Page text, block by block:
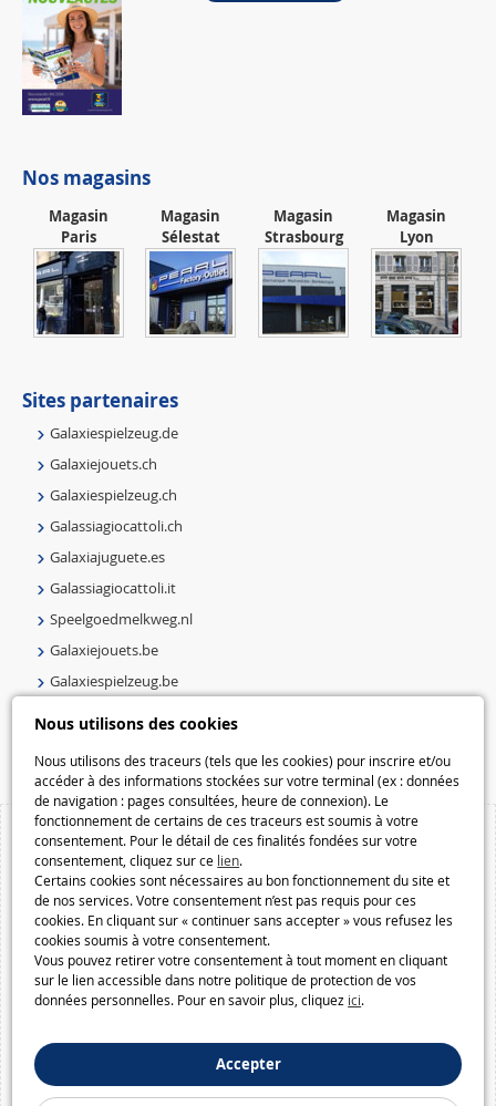
Nous utilisons des cookies
Nous utilisons des traceurs (tels que les cookies) pour inscrire et/ou
accéder à des informations stockées sur votre terminal (ex : données
de navigation : pages consultées, heure de connexion). Le
fonctionnement de certains de ces traceurs est soumis à votre
consentement. Pour le détail de ces finalités fondées sur votre
consentement, cliquez sur ce lien.
Certains cookies sont nécessaires au bon fonctionnement du site et
de nos services. Votre consentement n’est pas requis pour ces
cookies. En cliquant sur « continuer sans accepter » vous refusez les
cookies soumis à votre consentement.
Vous pouvez retirer votre consentement à tout moment en cliquant
sur le lien accessible dans notre politique de protection de vos
données personnelles. Pour en savoir plus, cliquez ici.
Accepter
Nos magasins
Magasin
Paris
Magasin
Sélestat
Magasin
Strasbourg
Magasin
Lyon
Sites partenaires
Galaxiespielzeug.de
Galaxiejouets.ch
Galaxiespielzeug.ch
Galassiagiocattoli.ch
Galaxiajuguete.es
Galassiagiocattoli.it
Speelgoedmelkweg.nl
Galaxiejouets.be
Galaxiespielzeug.be